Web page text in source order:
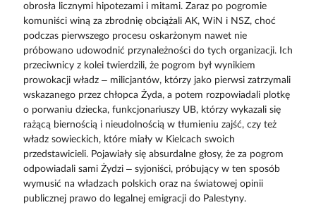
obrosła licznymi hipotezami i mitami. Zaraz po pogromie
komuniści winą za zbrodnię obciążali AK, WiN i NSZ, choć
podczas pierwszego procesu oskarżonym nawet nie
próbowano udowodnić przynależności do tych organizacji. Ich
przeciwnicy z kolei twierdzili, że pogrom był wynikiem
prowokacji władz – milicjantów, którzy jako pierwsi zatrzymali
wskazanego przez chłopca Żyda, a potem rozpowiadali plotkę
o porwaniu dziecka, funkcjonariuszy UB, którzy wykazali się
rażącą biernością i nieudolnością w tłumieniu zajść, czy też
władz sowieckich, które miały w Kielcach swoich
przedstawicieli. Pojawiały się absurdalne głosy, że za pogrom
odpowiadali sami Żydzi – syjoniści, próbujący w ten sposób
wymusić na władzach polskich oraz na światowej opinii
publicznej prawo do legalnej emigracji do Palestyny.